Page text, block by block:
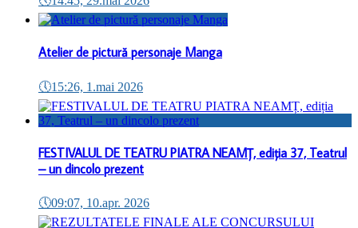
Atelier de pictură personaje Manga
🕔15:26, 1.mai 2026
FESTIVALUL DE TEATRU PIATRA NEAMȚ, ediția 37, Teatrul
– un dincolo prezent
🕔09:07, 10.apr. 2026